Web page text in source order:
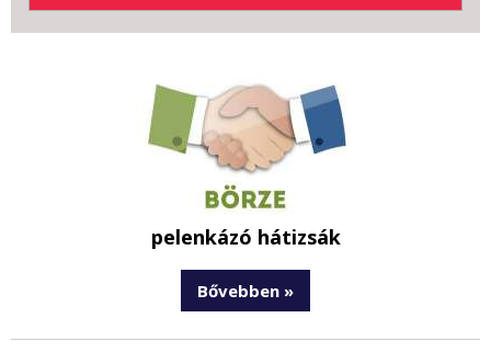
pelenkázó hátizsák
Bővebben »